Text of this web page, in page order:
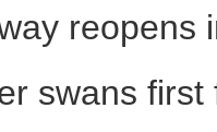
reopens
swans